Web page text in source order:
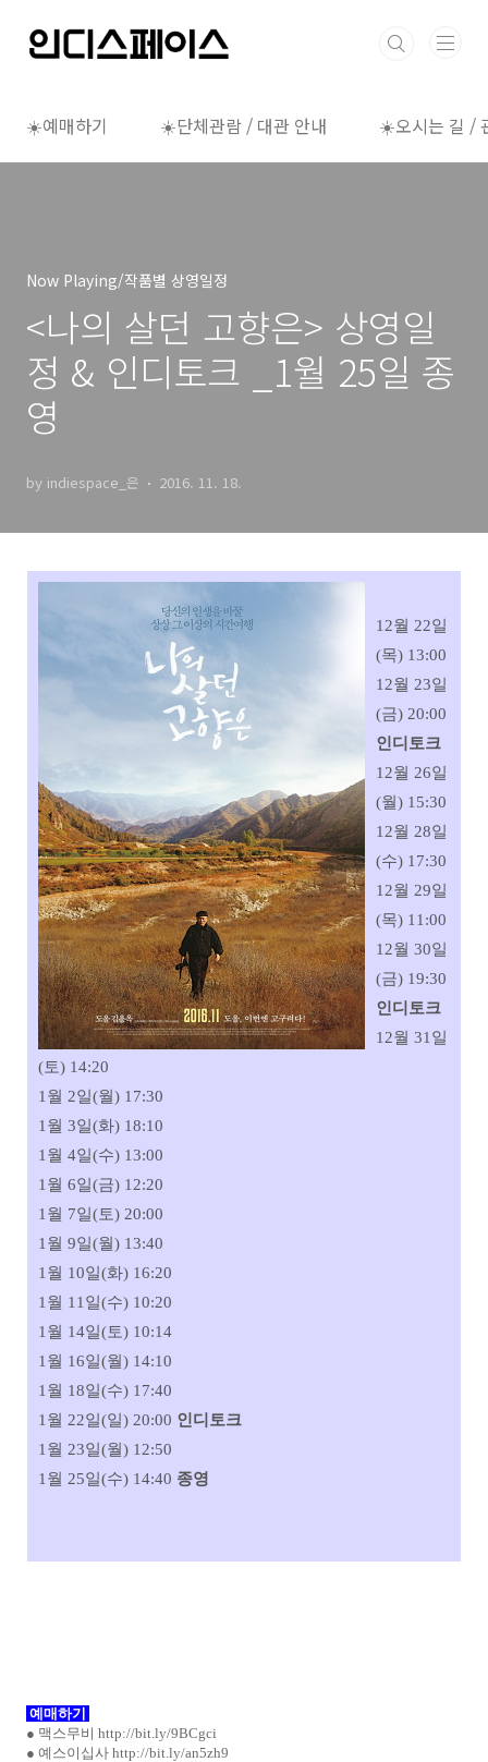
☀️예매하기 ☀️단체관람 / 대관 안내 ☀️오시는 길 /
Now Playing/작품별 상영일정
<나의 살던 고향은> 상영일
정 & 인디토크 _1월 25일 종
영
by indiespace_은 2016. 11. 18.
12월 22일
(목) 13:00
12월 23일
(금) 20:00
인디토크
12월 26일
(월) 15:30
12월 28일
(수) 17:30
12월 29일
(목) 11:00
12월 30일
(금) 19:30
인디토크
12월 31일
(토) 14:20
1월 2일(월) 17:30
1월 3일(화) 18:10
1월 4일(수) 13:00
1월 6일(금) 12:20
1월 7일(토) 20:00
1월 9일(월) 13:40
1월 10일(화) 16:20
1월 11일(수) 10:20
1월 14일(토) 10:14
1월 16일(월) 14:10
1월 18일(수) 17:40
1월 22일(일) 20:00 인디토크
1월 23일(월) 12:50
1월 25일(수) 14:40 종영
예매하기
● 맥스무비 http://bit.ly/9BCgci
● 예스이십사 http://bit.ly/an5zh9